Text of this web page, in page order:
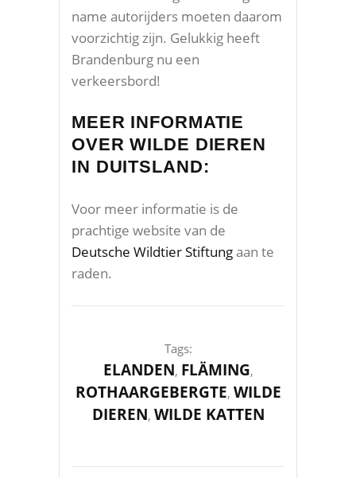
name autorijders moeten daarom
voorzichtig zijn. Gelukkig heeft
Brandenburg nu een
verkeersbord!
MEER INFORMATIE
OVER WILDE DIEREN
IN DUITSLAND:
Voor meer informatie is de
prachtige website van de
Deutsche Wildtier Stiftungaan te
raden.
Tags:
ELANDEN, FLÄMING,
ROTHAARGEBERGTE, WILDE
DIEREN, WILDE KATTEN